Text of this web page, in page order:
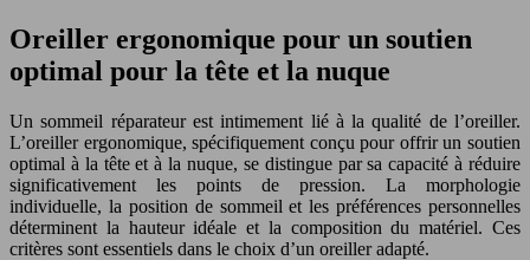
Oreiller ergonomique pour un soutien
optimal pour la tête et la nuque
Un sommeil réparateur est intimement lié à la qualité de l’oreiller.
L’oreiller ergonomique, spécifiquement conçu pour offrir un soutien
optimal à la tête et à la nuque, se distingue par sa capacité à réduire
significativement les points de pression. La morphologie
individuelle, la position de sommeil et les préférences personnelles
déterminent la hauteur idéale et la composition du matériel. Ces
critères sont essentiels dans le choix d’un oreiller adapté.